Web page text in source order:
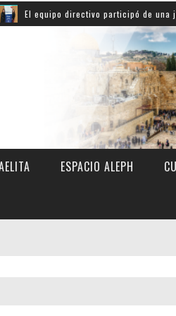
directivo participó de una jornada
ESPACIO ALEPH